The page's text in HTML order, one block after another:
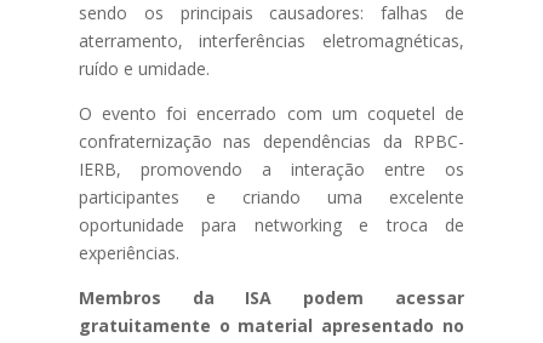
sendo os principais causadores: falhas de
aterramento, interferências eletromagnéticas,
ruído e umidade.
O evento foi encerrado com um coquetel de
confraternização nas dependências da RPBC-
IERB, promovendo a interação entre os
participantes e criando uma excelente
oportunidade para networking e troca de
experiências.
Membros da ISA podem acessar
gratuitamente o material apresentado no